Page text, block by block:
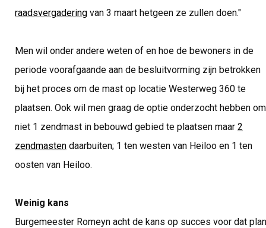
raadsvergaderingvan 3 maart hetgeen ze zullen doen."
Men wil onder andere weten of en hoe de bewoners in de
periode voorafgaande aan de besluitvorming zijn betrokken
bij het proces om de mast op locatie Westerweg 360 te
plaatsen. Ook wil men graag de optie onderzocht hebben om
niet 1 zendmast in bebouwd gebied te plaatsen maar 2
zendmastendaarbuiten; 1 ten westen van Heiloo en 1 ten
oosten van Heiloo.
Weinig kans
Burgemeester Romeyn acht de kans op succes voor dat plan